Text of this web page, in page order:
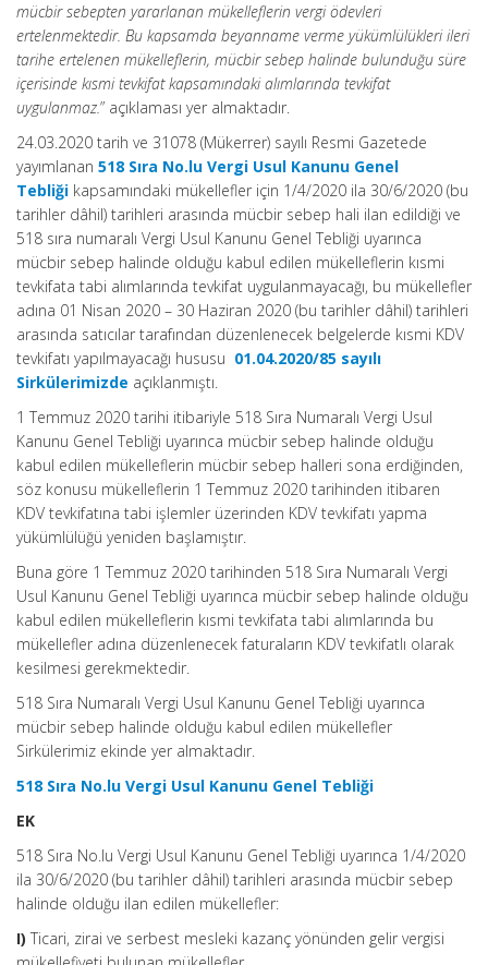
mücbir sebepten yararlanan mükelleflerin vergi ödevleri
ertelenmektedir. Bu kapsamda beyanname verme yükümlülükleri ileri
tarihe ertelenen mükelleflerin, mücbir sebep halinde bulunduğu süre
içerisinde kısmi tevkifat kapsamındaki alımlarında tevkifat
uygulanmaz.” açıklaması yer almaktadır.
24.03.2020 tarih ve 31078 (Mükerrer) sayılı Resmi Gazetede
yayımlanan 518 Sıra No.lu Vergi Usul Kanunu Genel
Tebliği kapsamındaki mükellefler için 1/4/2020 ila 30/6/2020 (bu
tarihler dâhil) tarihleri arasında mücbir sebep hali ilan edildiği ve
518 sıra numaralı Vergi Usul Kanunu Genel Tebliği uyarınca
mücbir sebep halinde olduğu kabul edilen mükelleflerin kısmi
tevkifata tabi alımlarında tevkifat uygulanmayacağı, bu mükellefler
adına 01 Nisan 2020 – 30 Haziran 2020 (bu tarihler dâhil) tarihleri
arasında satıcılar tarafından düzenlenecek belgelerde kısmi KDV
tevkifatı yapılmayacağı hususu 01.04.2020/85 sayılı
Sirkülerimizde açıklanmıştı.
1 Temmuz 2020 tarihi itibariyle 518 Sıra Numaralı Vergi Usul
Kanunu Genel Tebliği uyarınca mücbir sebep halinde olduğu
kabul edilen mükelleflerin mücbir sebep halleri sona erdiğinden,
söz konusu mükelleflerin 1 Temmuz 2020 tarihinden itibaren
KDV tevkifatına tabi işlemler üzerinden KDV tevkifatı yapma
yükümlülüğü yeniden başlamıştır.
Buna göre 1 Temmuz 2020 tarihinden 518 Sıra Numaralı Vergi
Usul Kanunu Genel Tebliği uyarınca mücbir sebep halinde olduğu
kabul edilen mükelleflerin kısmi tevkifata tabi alımlarında bu
mükellefler adına düzenlenecek faturaların KDV tevkifatlı olarak
kesilmesi gerekmektedir.
518 Sıra Numaralı Vergi Usul Kanunu Genel Tebliği uyarınca
mücbir sebep halinde olduğu kabul edilen mükellefler
Sirkülerimiz ekinde yer almaktadır.
518 Sıra No.lu Vergi Usul Kanunu Genel Tebliği
EK
518 Sıra No.lu Vergi Usul Kanunu Genel Tebliği uyarınca 1/4/2020
ila 30/6/2020 (bu tarihler dâhil) tarihleri arasında mücbir sebep
halinde olduğu ilan edilen mükellefler:
I) Ticari, zirai ve serbest mesleki kazanç yönünden gelir vergisi